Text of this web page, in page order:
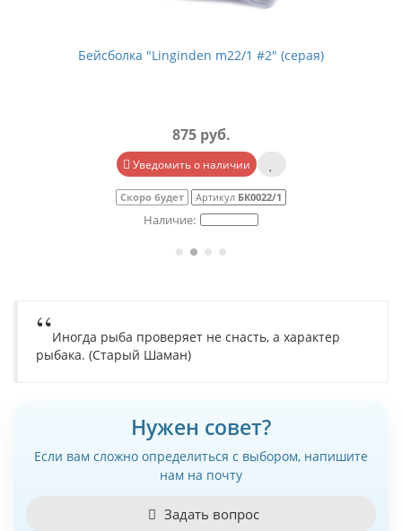
Бейсболка "Linginden m22/1 #2" (серая)
875 руб.
Уведомить о наличии
Скоро будет Артикул БК0022/1
Иногда рыба проверяет не снасть, а характер
рыбака. (Старый Шаман)
Нужен совет?
Если вам сложно определиться с выбором, напишите
нам на почту
Задать вопрос